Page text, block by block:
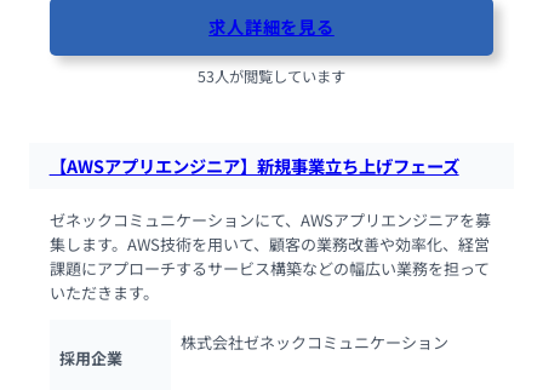
求人詳細を見る
53人が閲覧しています
【AWSアプリエンジニア】新規事業立ち上げフェーズ
ゼネックコミュニケーションにて、AWSアプリエンジニアを募
集します。AWS技術を用いて、顧客の業務改善や効率化、経営
課題にアプローチするサービス構築などの幅広い業務を担って
いただきます。
採用企業
株式会社ゼネックコミュニケーション